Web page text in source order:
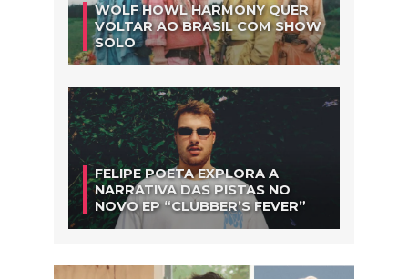
WOLF HOWL HARMONY QUER
VOLTAR AO BRASIL COM SHOW
SOLO
FELIPE POETA EXPLORA A
NARRATIVA DAS PISTAS NO
NOVO EP “CLUBBER’S FEVER”